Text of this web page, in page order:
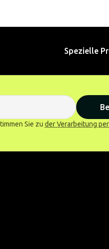
Spezielle
Sie zu der Verarbeitung